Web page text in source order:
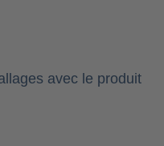
avec le produit